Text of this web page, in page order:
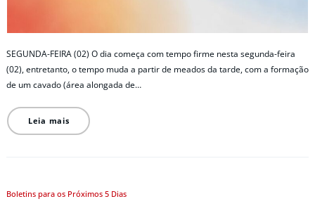
SEGUNDA-FEIRA (02) O dia começa com tempo firme nesta segunda-feira
(02), entretanto, o tempo muda a partir de meados da tarde, com a formação
de um cavado (área alongada de…
Leia mais
Boletins para os Próximos 5 Dias